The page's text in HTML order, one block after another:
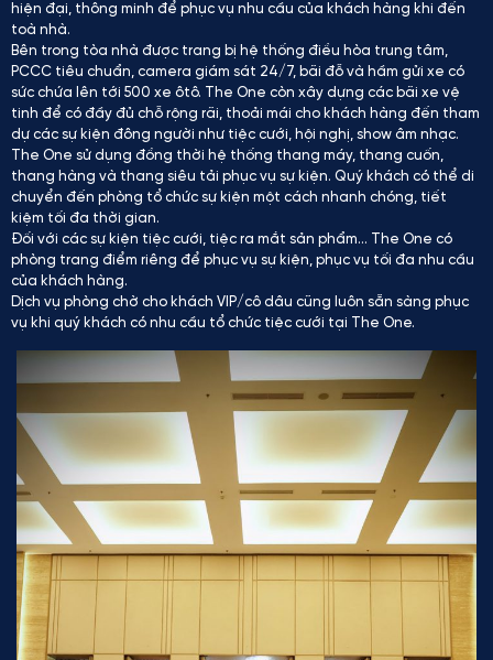
hiện đại, thông minh để phục vụ nhu cầu của khách hàng khi đến
toà nhà.
Bên trong tòa nhà được trang bị hệ thống điều hòa trung tâm,
PCCC tiêu chuẩn, camera giám sát 24/7, bãi đỗ và hầm gửi xe có
sức chứa lên tới 500 xe ôtô. The One còn xây dựng các bãi xe vệ
tinh để có đầy đủ chỗ rộng rãi, thoải mái cho khách hàng đến tham
dự các sự kiện đông người như tiệc cưới, hội nghị, show âm nhạc.
The One sử dụng đồng thời hệ thống thang máy, thang cuốn,
thang hàng và thang siêu tải phục vụ sự kiện. Quý khách có thể di
chuyển đến phòng tổ chức sự kiện một cách nhanh chóng, tiết
kiệm tối đa thời gian.
Đối với các sự kiện tiệc cưới, tiệc ra mắt sản phẩm… The One có
phòng trang điểm riêng để phục vụ sự kiện, phục vụ tối đa nhu cầu
của khách hàng.
Dịch vụ phòng chờ cho khách VIP/cô dâu cũng luôn sẵn sàng phục
vụ khi quý khách có nhu cầu tổ chức tiệc cưới tại The One.